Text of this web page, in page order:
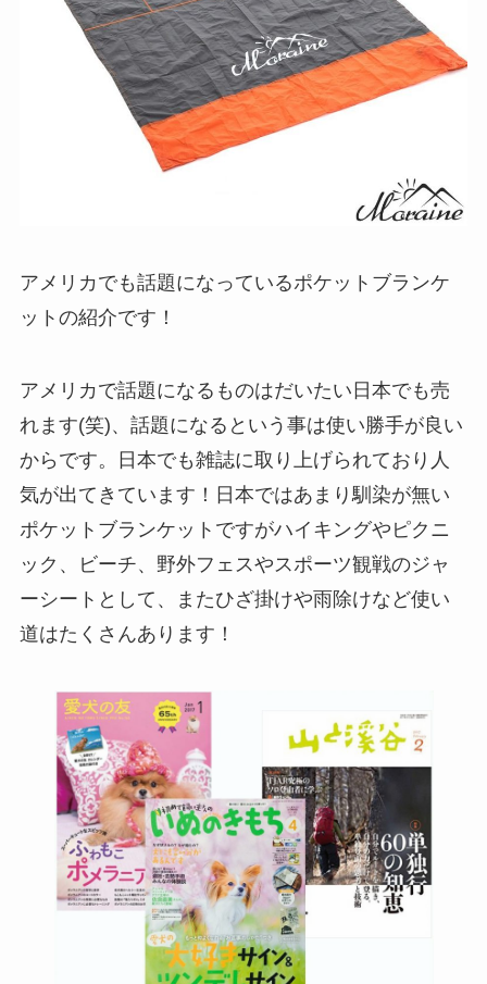
アメリカでも話題になっているポケットブランケ
ットの紹介です！
アメリカで話題になるものはだいたい日本でも売
れます(笑)、話題になるという事は使い勝手が良い
からです。日本でも雑誌に取り上げられており人
気が出てきています！日本ではあまり馴染が無い
ポケットブランケットですがハイキングやピクニ
ック、ビーチ、野外フェスやスポーツ観戦のジャ
ーシートとして、またひざ掛けや雨除けなど使い
道はたくさんあります！